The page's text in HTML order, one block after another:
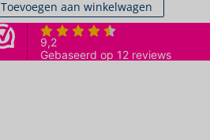
Toevoegen aan winkelwagen